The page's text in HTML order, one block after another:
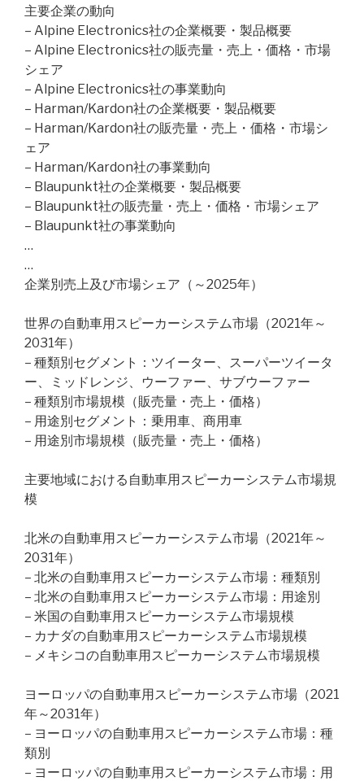
主要企業の動向
– Alpine Electronics社の企業概要・製品概要
– Alpine Electronics社の販売量・売上・価格・市場
シェア
– Alpine Electronics社の事業動向
– Harman/Kardon社の企業概要・製品概要
– Harman/Kardon社の販売量・売上・価格・市場シ
ェア
– Harman/Kardon社の事業動向
– Blaupunkt社の企業概要・製品概要
– Blaupunkt社の販売量・売上・価格・市場シェア
– Blaupunkt社の事業動向
…
…
企業別売上及び市場シェア（～2025年）
世界の自動車用スピーカーシステム市場（2021年～
2031年）
– 種類別セグメント：ツイーター、スーパーツイータ
ー、ミッドレンジ、ウーファー、サブウーファー
– 種類別市場規模（販売量・売上・価格）
– 用途別セグメント：乗用車、商用車
– 用途別市場規模（販売量・売上・価格）
主要地域における自動車用スピーカーシステム市場規
模
北米の自動車用スピーカーシステム市場（2021年～
2031年）
– 北米の自動車用スピーカーシステム市場：種類別
– 北米の自動車用スピーカーシステム市場：用途別
– 米国の自動車用スピーカーシステム市場規模
– カナダの自動車用スピーカーシステム市場規模
– メキシコの自動車用スピーカーシステム市場規模
ヨーロッパの自動車用スピーカーシステム市場（2021
年～2031年）
– ヨーロッパの自動車用スピーカーシステム市場：種
類別
– ヨーロッパの自動車用スピーカーシステム市場：用